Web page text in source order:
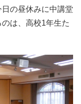
の昼休みに中講堂
は、高校1年生た